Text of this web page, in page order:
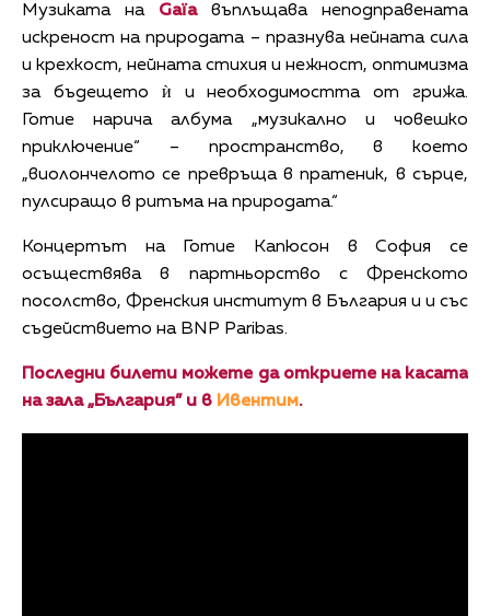
Музиката на Gaïaвъплъщава неподправената
искреност на природата – празнува нейната сила
и крехкост, нейната стихия и нежност, оптимизма
за бъдещето ѝ и необходимостта от грижа.
Готие нарича албума „музикално и човешко
приключение“ – пространство, в което
„виолончелото се превръща в пратеник, в сърце,
пулсиращо в ритъма на природата.“
Концертът на Готие Капюсон в София се
осъществява в партньорство с Френското
посолство, Френския институт в България и и със
съдействието на BNP Paribas.
Последни билети можете да откриете на касата
на зала „България” и в Ивентим.